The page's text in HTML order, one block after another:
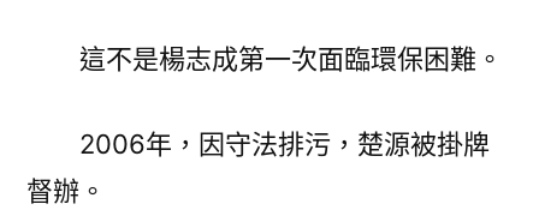
這不是楊志成第一次面臨環保困難。
2006年，因守法排污，楚源被掛牌
督辦。